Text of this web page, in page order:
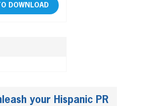
DOWNLOAD
your Hispanic PR